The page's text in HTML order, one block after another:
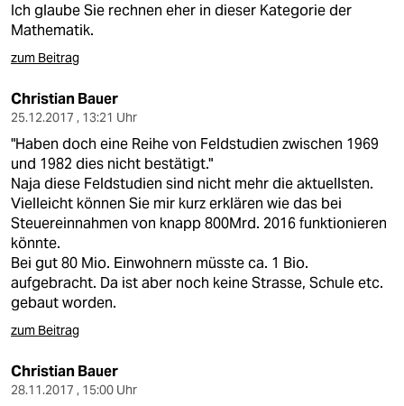
Ich glaube Sie rechnen eher in dieser Kategorie der
Mathematik.
zum Beitrag
Christian Bauer
25.12.2017 , 13:21 Uhr
"Haben doch eine Reihe von Feldstudien zwischen 1969
und 1982 dies nicht bestätigt."
Naja diese Feldstudien sind nicht mehr die aktuellsten.
Vielleicht können Sie mir kurz erklären wie das bei
Steuereinnahmen von knapp 800Mrd. 2016 funktionieren
könnte.
Bei gut 80 Mio. Einwohnern müsste ca. 1 Bio.
aufgebracht. Da ist aber noch keine Strasse, Schule etc.
gebaut worden.
zum Beitrag
Christian Bauer
28.11.2017 , 15:00 Uhr